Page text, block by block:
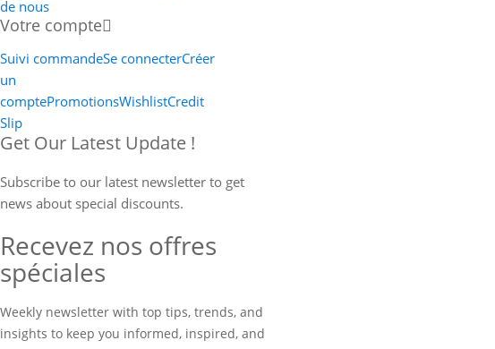
de nous
Votre compte
Suivi commandeSe connecterCréer
un
comptePromotionsWishlistCredit
Slip
Get Our Latest Update !
Subscribe to our latest newsletter to get
news about special discounts.
Recevez nos offres
spéciales
Weekly newsletter with top tips, trends, and
insights to keep you informed, inspired, and